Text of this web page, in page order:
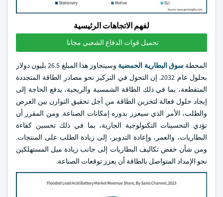
لفهم الاتجاهات الرئيسية
تحميل قوات الدفاع الشعبي مجانا
المحطةسوق البطارية الحمضية
وسيتجاوز هذا المبلغ 26.5 بليون دولار
بحلول عام 2032. إن التحول في التركيز نحو مصادر الطاقة المتجددة
المتقطعة، بما في ذلك الطاقة الشمسية والريحية، يدفع الحاجة إلى
إيجاد حلول فعالة لتخزين الطاقة من أجل تحقيق التوازن بين العرض
والطلب، الأمر الذي سيعزز بدوره إمكانات الصناعة. ومن المقرر أن
تؤدي التحسينات التكنولوجية الجارية، بما في ذلك تحسين كفاءة
البطاريات، والعمر، وإعادة التدوير، إلى زيادة الطلب على المنتجات.
ومن شأن خفض تكاليف البطاريات إلى جانب زيادة ميل المستهلكين
نحو الإمداد المتواصل بالطاقة أن يعزز توقعات الصناعة.